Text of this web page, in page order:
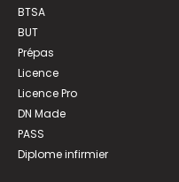
BTSA
BUT
Prépas
Licence
Licence Pro
DN Made
PASS
Diplome infirmier